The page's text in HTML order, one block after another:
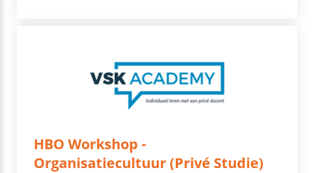
HBO Workshop -
Organisatiecultuur (Privé Studie)